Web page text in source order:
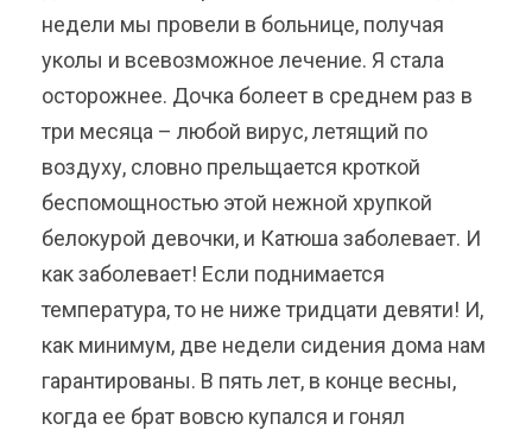
недели мы провели в больнице, получая
уколы и всевозможное лечение. Я стала
осторожнее. Дочка болеет в среднем раз в
три месяца – любой вирус, летящий по
воздуху, словно прельщается кроткой
беспомощностью этой нежной хрупкой
белокурой девочки, и Катюша заболевает. И
как заболевает! Если поднимается
температура, то не ниже тридцати девяти! И,
как минимум, две недели сидения дома нам
гарантированы. В пять лет, в конце весны,
когда ее брат вовсю купался и гонял